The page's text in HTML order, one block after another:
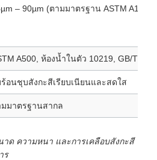
– 90µm (ตามมาตรฐาน ASTM A123 /
A500, ห้องน้ำในตัว 10219, GB/T
อนชุบสังกะสีเรียบเนียนและสดใส
มมาตรฐานสากล
ด ความหนา และการเคลือบสังกะสี
ร